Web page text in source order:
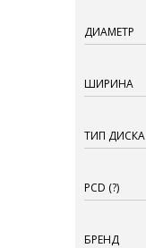
ДИАМЕТР
ШИРИНА
ТИП ДИСКА
PCD (?)
БРЕНД